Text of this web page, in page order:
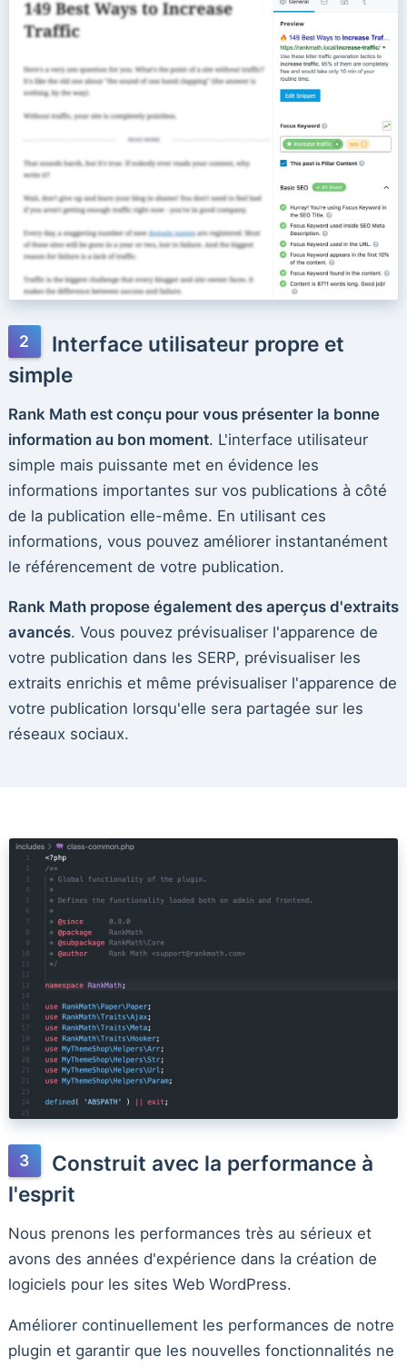
Interface utilisateur propre et
simple
Rank Math est conçu pour vous présenter la bonne
information au bon moment. L'interface utilisateur
simple mais puissante met en évidence les
informations importantes sur vos publications à côté
de la publication elle-même. En utilisant ces
informations, vous pouvez améliorer instantanément
le référencement de votre publication.
Rank Math propose également des aperçus d'extraits
avancés. Vous pouvez prévisualiser l'apparence de
votre publication dans les SERP, prévisualiser les
extraits enrichis et même prévisualiser l'apparence de
votre publication lorsqu'elle sera partagée sur les
réseaux sociaux.
Construit avec la performance à
l'esprit
Nous prenons les performances très au sérieux et
avons des années d'expérience dans la création de
logiciels pour les sites Web WordPress.
Améliorer continuellement les performances de notre
plugin et garantir que les nouvelles fonctionnalités ne